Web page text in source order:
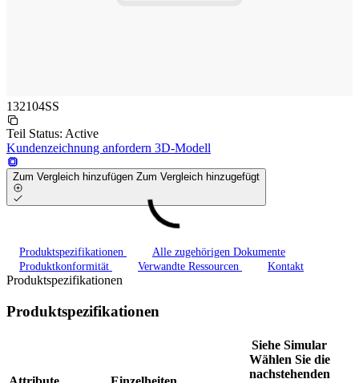
132104SS
Teil Status: Active
Kundenzeichnung anfordern 3D-Modell
Zum Vergleich hinzufügen Zum Vergleich hinzugefügt
Produktspezifikationen
Alle zugehörigen Dokumente
Produktkonformität
Verwandte Ressourcen Kontakt
Produktspezifikationen
Produktspezifikationen
Siehe Simular
Wählen Sie die
nachstehenden